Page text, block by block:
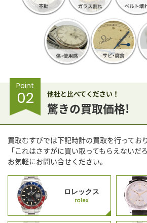
Point
02 他社と比べてください！
驚きの買取価格!
買取むすびでは下記時計の買取を行っており
「これはさすがに買い取ってもらえないだ
お気軽にお問い合せください。
ロレックス
rolex